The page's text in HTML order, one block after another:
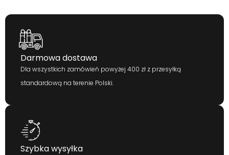
Darmowa dostawa
Dla wszystkich zamówień powyżej 400 zł z przesyłką
standardową na terenie Polski.
Szybka wysyłka